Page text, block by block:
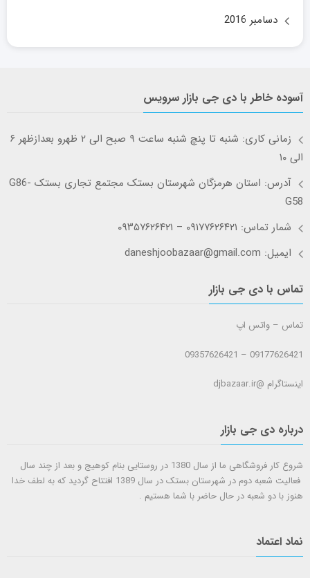
دسامبر 2016
آسوده خاطر با دی جی بازار سرویس
زمانی کاری: شنبه تا پنچ شنبه ساعت ۹ صبح الی ۲ ظهرو بعدازظهر ۶
الی ۱۰
آدرس: استان هرمزگان شهرستان بستک مجتمع تجاری بستک G86-
G58
شمار تماس: ۰۹۱۷۷۶۲۶۴۲۱ – ۰۹۳۵۷۶۲۶۴۲۱
ایمیل: daneshjoobazaar@gmail.com
تماس با دی جی بازار
تماس – واتس اپ
09177626421 – 09357626421
اینستاگرام @djbazaar.ir
درباره دی جی بازار
شروع کار فروشگاهی ما از سال 1380 در روستایی بنام کوهیج و بعد از چند سال
فعالیت شعبه دوم در شهرستان بستک در سال 1389 افتتاح گردید که به لطف خدا
هنوز با دو شعبه در حال حاضر با شما هستيم .
نماد اعتماد